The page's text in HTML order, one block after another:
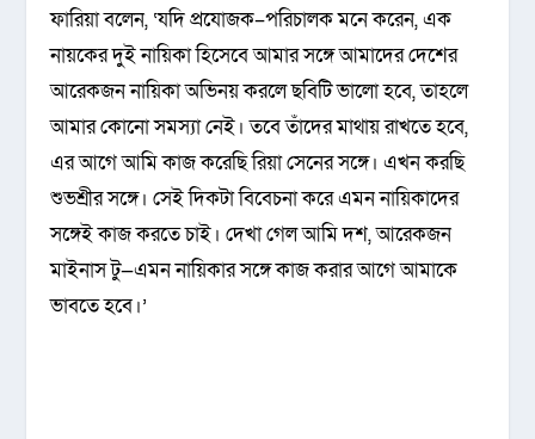
ফারিয়া বলেন, ‘যদি প্রযোজক–পরিচালক মনে করেন, এক
নায়কের দুই নায়িকা হিসেবে আমার সঙ্গে আমাদের দেশের
আরেকজন নায়িকা অভিনয় করলে ছবিটি ভালো হবে, তাহলে
আমার কোনো সমস্যা নেই। তবে তাঁদের মাথায় রাখতে হবে,
এর আগে আমি কাজ করেছি রিয়া সেনের সঙ্গে। এখন করছি
শুভশ্রীর সঙ্গে। সেই দিকটা বিবেচনা করে এমন নায়িকাদের
সঙ্গেই কাজ করতে চাই। দেখা গেল আমি দশ, আরেকজন
মাইনাস টু—এমন নায়িকার সঙ্গে কাজ করার আগে আমাকে
ভাবতে হবে।’